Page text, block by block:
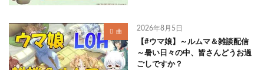
曲 2026年8月5日
【#ウマ娘】～ルムマ＆雑談配信
～暑い日々の中、皆さんどうお過
ごしですか？